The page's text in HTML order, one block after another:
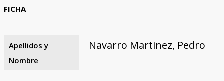
Razones y objetivos
El equipo
Colaboradores
Fuentes documentales
FICHA
Apellidos y
Nombre
Navarro Martinez, Pedro